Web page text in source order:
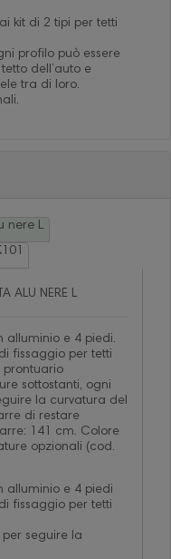
kit di 2 tipi per tetti
profilo può essere
dell’auto e
tra di loro.
nere L
ALU NERE L
alluminio e 4 piedi.
fissaggio per tetti
prontuario
sottostanti, ogni
la curvatura del
di restare
141 cm. Colore
opzionali (cod.
alluminio e 4 piedi
fissaggio per tetti
seguire la